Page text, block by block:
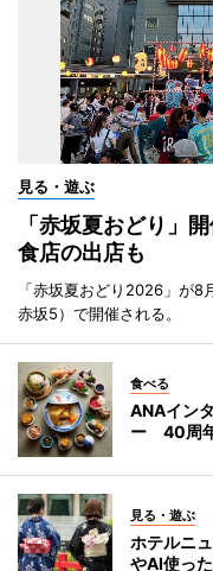
見る・遊ぶ
「赤坂夏おどり」
食店の出店も
「赤坂夏おどり2026」が
赤坂5）で開催される。
食べる
ANAイン
ー 40周
見る・遊ぶ
ホテルニ
やAI使っ